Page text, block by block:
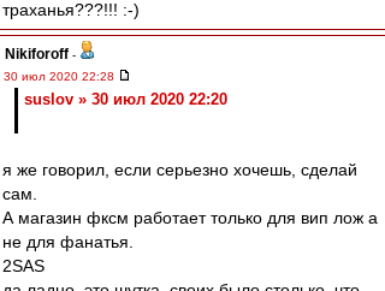
траханья???!!! :-)
Nikiforoff -
30 июл 2020 22:28
suslov » 30 июл 2020 22:20
я же говорил, если серьезно хочешь, сделай
сам.
А магазин фксм работает только для вип лож а
не для фанатья.
2SAS